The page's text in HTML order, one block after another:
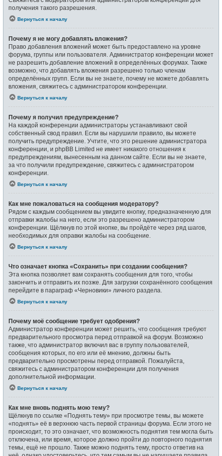
получения такого разрешения.
Вернуться к началу
Почему я не могу добавлять вложения?
Право добавления вложений может быть предоставлено на уровне
форума, группы или пользователя. Администратор конференции может
не разрешить добавление вложений в определённых форумах. Также
возможно, что добавлять вложения разрешено только членам
определённых групп. Если вы не знаете, почему не можете добавлять
вложения, свяжитесь с администратором конференции.
Вернуться к началу
Почему я получил предупреждение?
На каждой конференции администраторы устанавливают свой
собственный свод правил. Если вы нарушили правило, вы можете
получить предупреждение. Учтите, что это решение администратора
конференции, и phpBB Limited не имеет никакого отношения к
предупреждениям, вынесенным на данном сайте. Если вы не знаете,
за что получили предупреждение, свяжитесь с администратором
конференции.
Вернуться к началу
Как мне пожаловаться на сообщения модератору?
Рядом с каждым сообщением вы увидите кнопку, предназначенную для
отправки жалобы на него, если это разрешено администратором
конференции. Щёлкнув по этой кнопке, вы пройдёте через ряд шагов,
необходимых для оправки жалобы на сообщение.
Вернуться к началу
Что означает кнопка «Сохранить» при создании сообщения?
Эта кнопка позволяет вам сохранять сообщения для того, чтобы
закончить и отправить их позже. Для загрузки сохранённого сообщения
перейдите в параграф «Черновики» личного раздела.
Вернуться к началу
Почему моё сообщение требует одобрения?
Администратор конференции может решить, что сообщения требуют
предварительного просмотра перед отправкой на форум. Возможно
также, что администратор включил вас в группу пользователей,
сообщения которых, по его или её мнению, должны быть
предварительно просмотрены перед отправкой. Пожалуйста,
свяжитесь с администратором конференции для получения
дополнительной информации.
Вернуться к началу
Как мне вновь поднять мою тему?
Щёлкнув по ссылке «Поднять тему» при просмотре темы, вы можете
«поднять» её в верхнюю часть первой страницы форума. Если этого не
происходит, то это означает, что возможность поднятия тем могла быть
отключена, или время, которое должно пройти до повторного поднятия
темы, ещё не прошло. Также можно поднять тему, просто ответив на